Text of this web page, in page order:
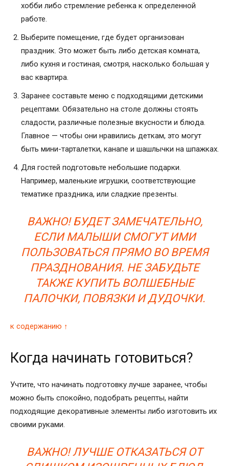
хобби либо стремление ребенка к определенной
работе.
Выберите помещение, где будет организован
праздник. Это может быть либо детская комната,
либо кухня и гостиная, смотря, насколько большая у
вас квартира.
Заранее составьте меню с подходящими детскими
рецептами. Обязательно на столе должны стоять
сладости, различные полезные вкусности и блюда.
Главное — чтобы они нравились деткам, это могут
быть мини-тарталетки, канапе и шашлычки на шпажках.
Для гостей подготовьте небольшие подарки.
Например, маленькие игрушки, соответствующие
тематике праздника, или сладкие презенты.
ВАЖНО! БУДЕТ ЗАМЕЧАТЕЛЬНО,
ЕСЛИ МАЛЫШИ СМОГУТ ИМИ
ПОЛЬЗОВАТЬСЯ ПРЯМО ВО ВРЕМЯ
ПРАЗДНОВАНИЯ. НЕ ЗАБУДЬТЕ
ТАКЖЕ КУПИТЬ ВОЛШЕБНЫЕ
ПАЛОЧКИ, ПОВЯЗКИ И ДУДОЧКИ.
к содержанию ↑
Когда начинать готовиться?
Учтите, что начинать подготовку лучше заранее, чтобы
можно быть спокойно, подобрать рецепты, найти
подходящие декоративные элементы либо изготовить их
своими руками.
ВАЖНО! ЛУЧШЕ ОТКАЗАТЬСЯ ОТ